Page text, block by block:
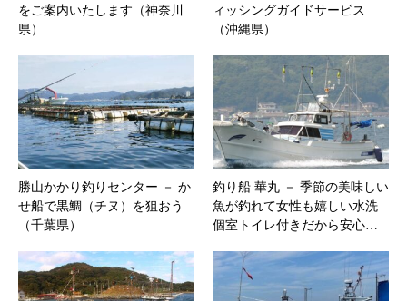
をご案内いたします（神奈川
県）
ィッシングガイドサービス
（沖縄県）
勝山かかり釣りセンター － か
せ船で黒鯛（チヌ）を狙おう
（千葉県）
釣り船 華丸 － 季節の美味しい
魚が釣れて女性も嬉しい水洗
個室トイレ付きだから安心…